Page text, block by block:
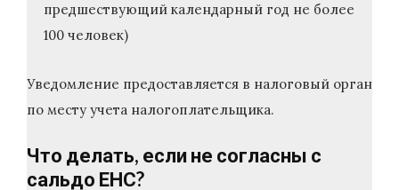
предшествующий календарный год не более
100 человек)
Уведомление предоставляется в налоговый орган
по месту учета налогоплательщика.
Что делать, если не согласны с
сальдо ЕНС?